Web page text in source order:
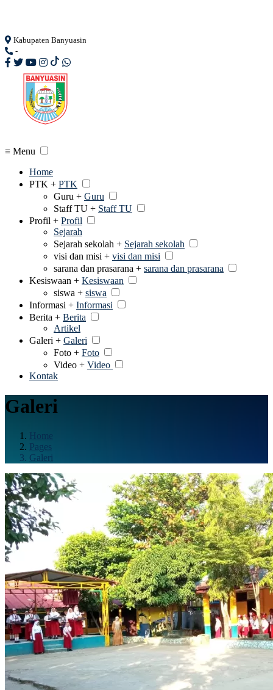
Kabupaten Banyuasin
-
≡ Menu
Home
PTK + PTK
Guru + Guru
Staff TU + Staff TU
Profil + Profil
Sejarah
Sejarah sekolah + Sejarah sekolah
visi dan misi + visi dan misi
sarana dan prasarana + sarana dan prasarana
Kesiswaan + Kesiswaan
siswa + siswa
Informasi + Informasi
Berita + Berita
Artikel
Galeri + Galeri
Foto + Foto
Video + Video
Kontak
Galeri
Home
Pages
Galeri